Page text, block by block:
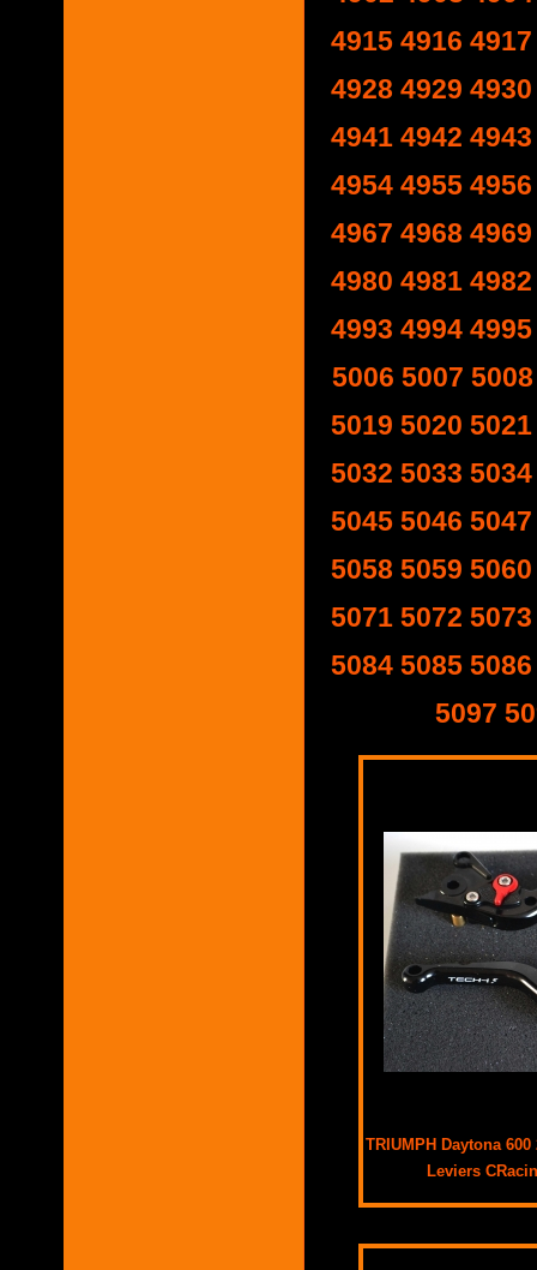
4915 4916 4917
4928 4929 4930
4941 4942 4943
4954 4955 4956
4967 4968 4969
4980 4981 4982
4993 4994 4995
5006 5007 5008
5019 5020 5021
5032 5033 5034
5045 5046 5047
5058 5059 5060
5071 5072 5073
5084 5085 5086
5097
TRIUMPH Daytona 600
Leviers